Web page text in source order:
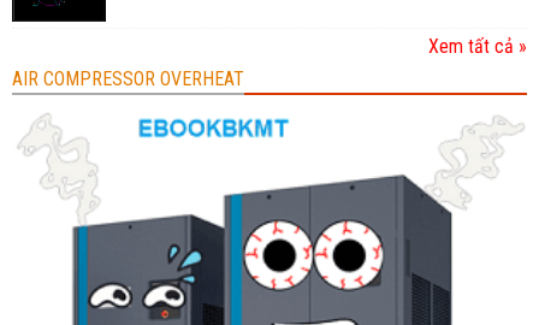
Xem tất cả »
AIR COMPRESSOR OVERHEAT